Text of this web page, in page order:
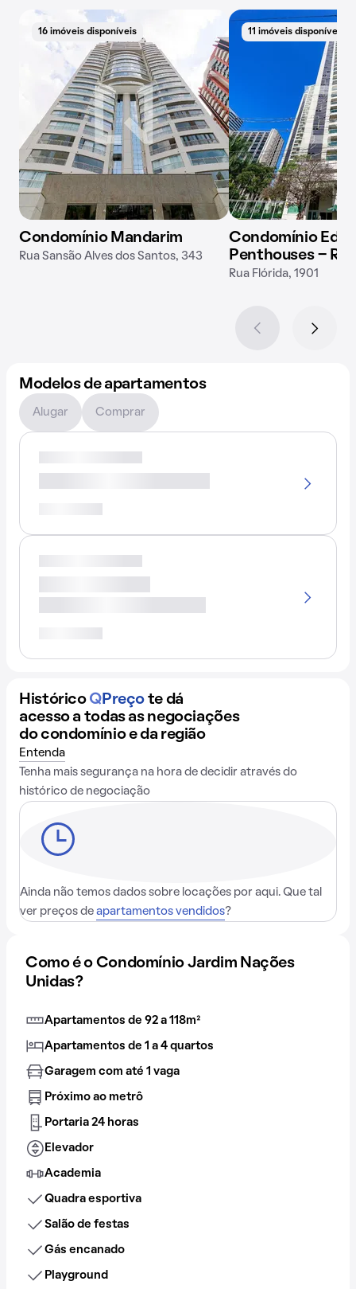
16 imóveis disponíveis
Condomínio Mandarim
Rua Sansão Alves dos Santos, 343
11 imóveis disponíveis
Condomínio Ed
Penthouses -
Rua Flórida, 1901
Modelos de apartamentos
Alugar Comprar
Histórico QPreço te dá
acesso a todas as negociações
do condomínio e da região
Entenda
Tenha mais segurança na hora de decidir através do
histórico de negociação
Ainda não temos dados sobre locações por aqui. Que tal
ver preços de apartamentos vendidos?
Como é o Condomínio Jardim Nações
Unidas?
Apartamentos de 92 a 118m²
Apartamentos de 1 a 4 quartos
Garagem com até 1 vaga
Próximo ao metrô
Portaria 24 horas
Elevador
Academia
Quadra esportiva
Salão de festas
Gás encanado
Playground